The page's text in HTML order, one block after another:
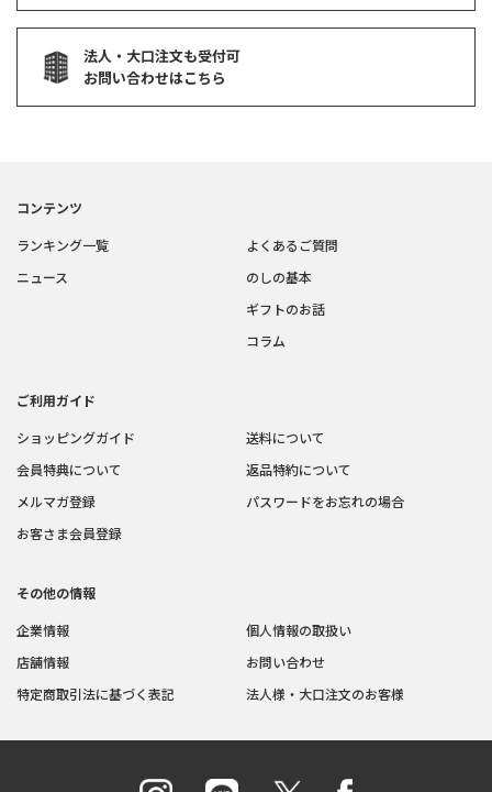
法人・大口注文も受付可
お問い合わせはこちら
コンテンツ
ランキング一覧
ニュース
よくあるご質問
のしの基本
ギフトのお話
コラム
ご利用ガイド
ショッピングガイド
会員特典について
メルマガ登録
お客さま会員登録
送料について
返品特約について
パスワードをお忘れの場合
その他の情報
企業情報
店舗情報
特定商取引法に基づく表記
個人情報の取扱い
お問い合わせ
法人様・大口注文のお客様